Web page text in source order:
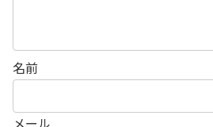
名前
メール